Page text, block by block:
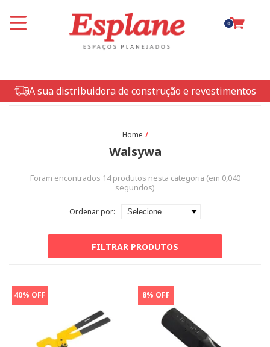
0
A sua distribuidora de construção e revestimentos
Walsywa
Foram encontrados 14produtos nesta categoria (em 0,040
segundos)
Ordenar por:
FILTRAR PRODUTOS
40% OFF 8% OFF